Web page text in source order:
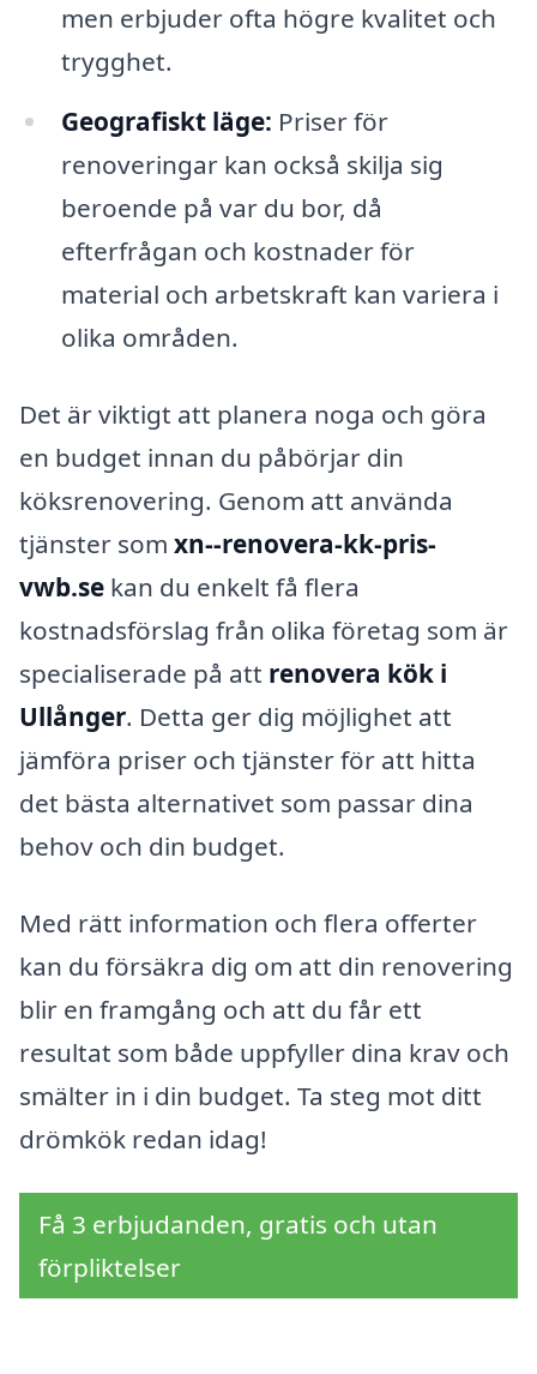
men erbjuder ofta högre kvalitet och
trygghet.
Geografiskt läge: Priser för
renoveringar kan också skilja sig
beroende på var du bor, då
efterfrågan och kostnader för
material och arbetskraft kan variera i
olika områden.
Det är viktigt att planera noga och göra
en budget innan du påbörjar din
köksrenovering. Genom att använda
tjänster som xn--renovera-kk-pris-
vwb.se kan du enkelt få flera
kostnadsförslag från olika företag som är
specialiserade på att renovera kök i
Ullånger. Detta ger dig möjlighet att
jämföra priser och tjänster för att hitta
det bästa alternativet som passar dina
behov och din budget.
Med rätt information och flera offerter
kan du försäkra dig om att din renovering
blir en framgång och att du får ett
resultat som både uppfyller dina krav och
smälter in i din budget. Ta steg mot ditt
drömkök redan idag!
Få 3 erbjudanden, gratis och utan
förpliktelser